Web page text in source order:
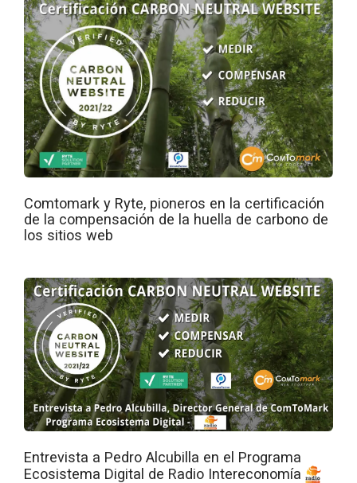
Comtomark y Ryte, pioneros en la certificación
de la compensación de la huella de carbono de
los sitios web
Entrevista a Pedro Alcubilla en el Programa
Ecosistema Digital de Radio Intereconomía